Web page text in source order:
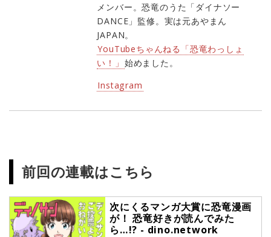
メンバー。恐竜のうた「ダイナソー
DANCE」監修。実は元あやまん
JAPAN。
YouTubeちゃんねる「恐竜わっしょ
い！」 始めました。
Instagram
前回の連載はこちら
次にくるマンガ大賞に恐竜漫画
が！ 恐竜好きが読んでみた
ら…!? - dino.network